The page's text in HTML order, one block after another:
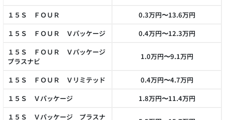
１５Ｓ ＦＯＵＲ
0.3万円〜13.6万円
１５Ｓ ＦＯＵＲ Ｖパッケージ
0.4万円〜12.3万円
１５Ｓ ＦＯＵＲ Ｖパッケージ
プラスナビ
1.0万円〜9.1万円
１５Ｓ ＦＯＵＲ Ｖリミテッド
0.4万円〜4.7万円
１５Ｓ Ｖパッケージ
1.8万円〜11.4万円
１５Ｓ Ｖパッケージ プラスナ